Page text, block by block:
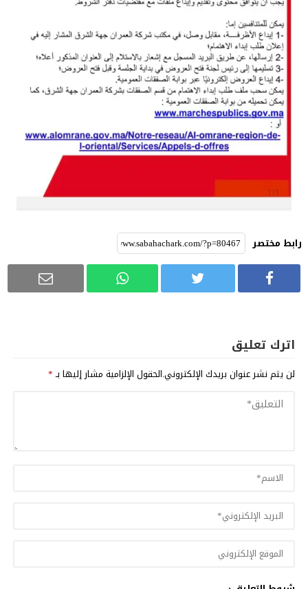
رابط مختصر
اترك تعليق
لن يتم نشر عنوان بريدك الإلكتروني.الحقول الإلزامية مشار إليها بـ*